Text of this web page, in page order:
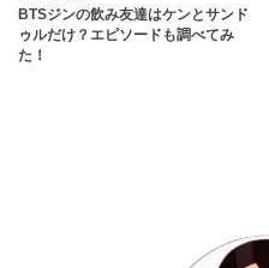
BTSジンの飲み友達はケンとサンド
ゥルだけ？エピソードも調べてみ
た！